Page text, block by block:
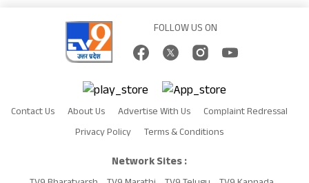
FOLLOW US ON
Contact Us About Us Advertise With Us
Complaint Redressal
Privacy Policy
Terms & Conditions
Network Sites :